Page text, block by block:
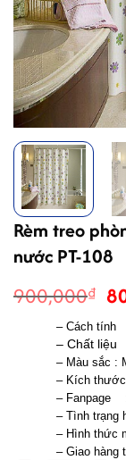
Rèm treo
nước PT-108
900,000₫
– Cách tính
– Chất liệu
– Màu sắc :
– Kích
– Fanpage
– Tình trạng
– Hình thức
– Giao hàng